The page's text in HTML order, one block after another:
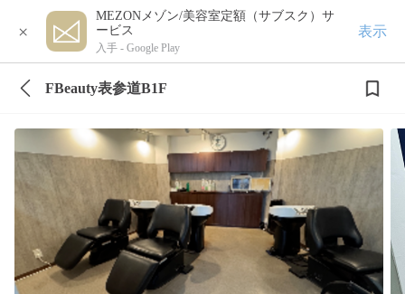
×
MEZONメゾン/美容室定額（サブスク）サ
ービス
入手 - Google Play
表示
FBeauty表参道B1F